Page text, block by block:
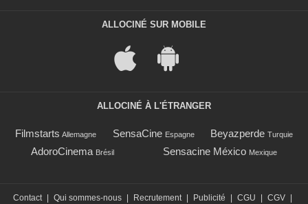
ALLOCINÉ SUR MOBILE
ALLOCINÉ À L'ÉTRANGER
Filmstarts Allemagne SensaCine Espagne Beyazperde Turquie
AdoroCinema Brésil Sensacine México Mexique
Contact | Qui sommes-nous | Recrutement | Publicité | CGU | CGV |